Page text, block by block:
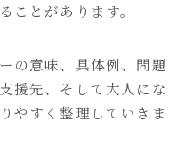
ことがあります。
の意味、具体例、問題
援先、そして大人にな
やすく整理していきま